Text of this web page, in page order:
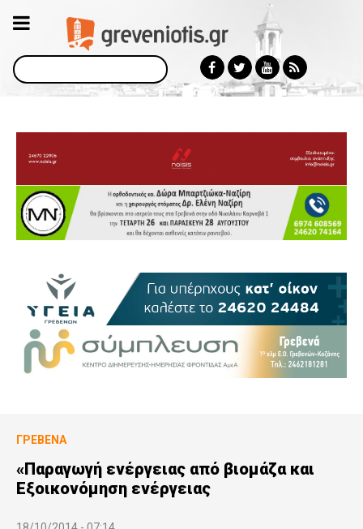
Αναζήτηση
ΓΡΕΒΕΝΆ
«Παραγωγή ενέργειας από βιομάζα και
Εξοικονόμηση ενέργειας